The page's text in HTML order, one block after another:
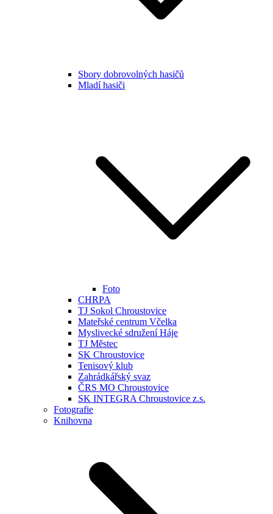
Sbory dobrovolných hasičů
Mladí hasiči
Foto
CHRPA
TJ Sokol Chroustovice
Mateřské centrum Včelka
Myslivecké sdružení Háje
TJ Městec
SK Chroustovice
Tenisový klub
Zahrádkářský svaz
ČRS MO Chroustovice
SK INTEGRA Chroustovice z.s.
Fotografie
Knihovna